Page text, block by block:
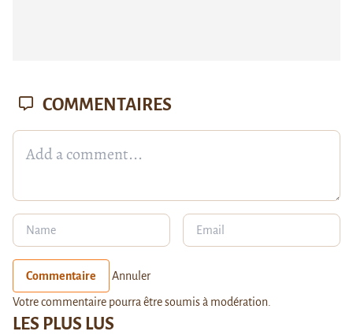
LES PLUS LUS
COMMENTAIRES
Commentaire Annuler
Votre commentaire pourra être soumis à modération.